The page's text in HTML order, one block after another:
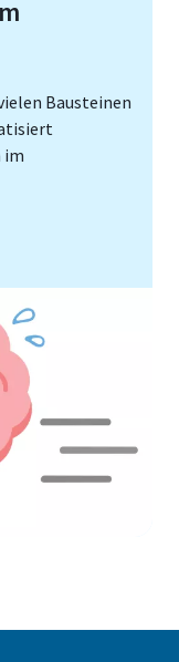
Bausteinen
im